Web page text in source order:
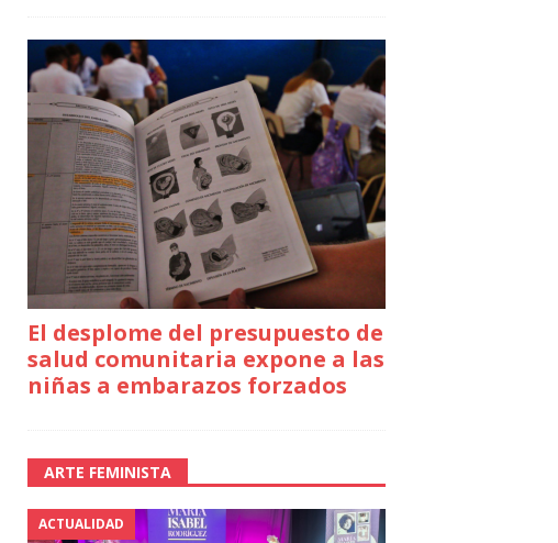
El desplome del presupuesto de
salud comunitaria expone a las
niñas a embarazos forzados
ARTE FEMINISTA
ACTUALIDAD